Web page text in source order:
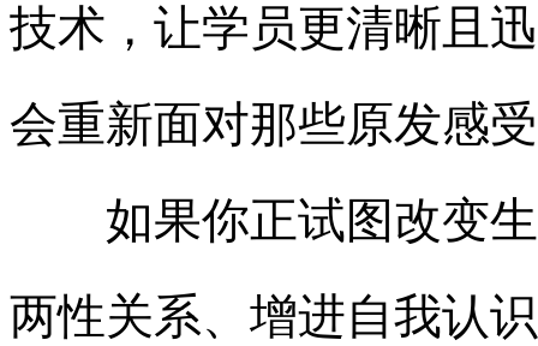
技术，让学员更清晰且
会重新面对那些原发感
如果你正试图改变生
两性关系、增进自我认